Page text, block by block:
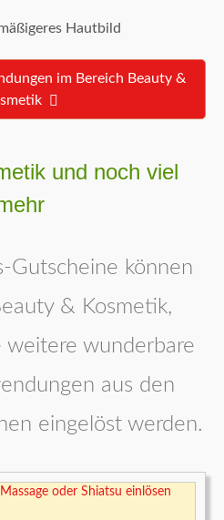
Hautbild
im Bereich Beauty &
und noch viel
Gutscheine können
& Kosmetik,
weitere wunderbare
aus den
eingelöst werden.